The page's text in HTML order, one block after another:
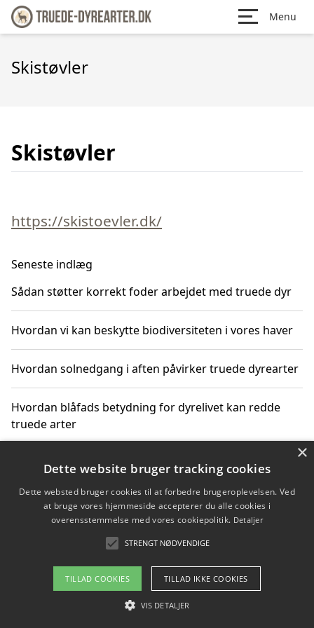
Menu
Skistøvler
Skistøvler
https://skistoevler.dk/
Seneste indlæg
Sådan støtter korrekt foder arbejdet med truede dyr
Hvordan vi kan beskytte biodiversiteten i vores haver
Hvordan solnedgang i aften påvirker truede dyrearter
Hvordan blåfads betydning for dyrelivet kan redde
truede arter
Hvordan kan gaver til unge voksne støtte bevarelsen
Copyright 2026 - Pilanto Aps
Om / kontakt
Blog Betingelser
×
Dette website bruger tracking cookies
Dette websted bruger cookies til at forbedre brugeroplevelsen. Ved
at bruge vores hjemmeside accepterer du alle cookies i
overensstemmelse med vores cookiepolitik. Detaljer
STRENGT NØDVENDIGE
TILLAD COOKIES TILLAD IKKE COOKIES
VIS DETALJER